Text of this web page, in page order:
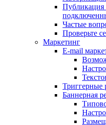
Публикация
Частые
Проверьте
Маркетинг
E-mail
Триггерные
Баннерная